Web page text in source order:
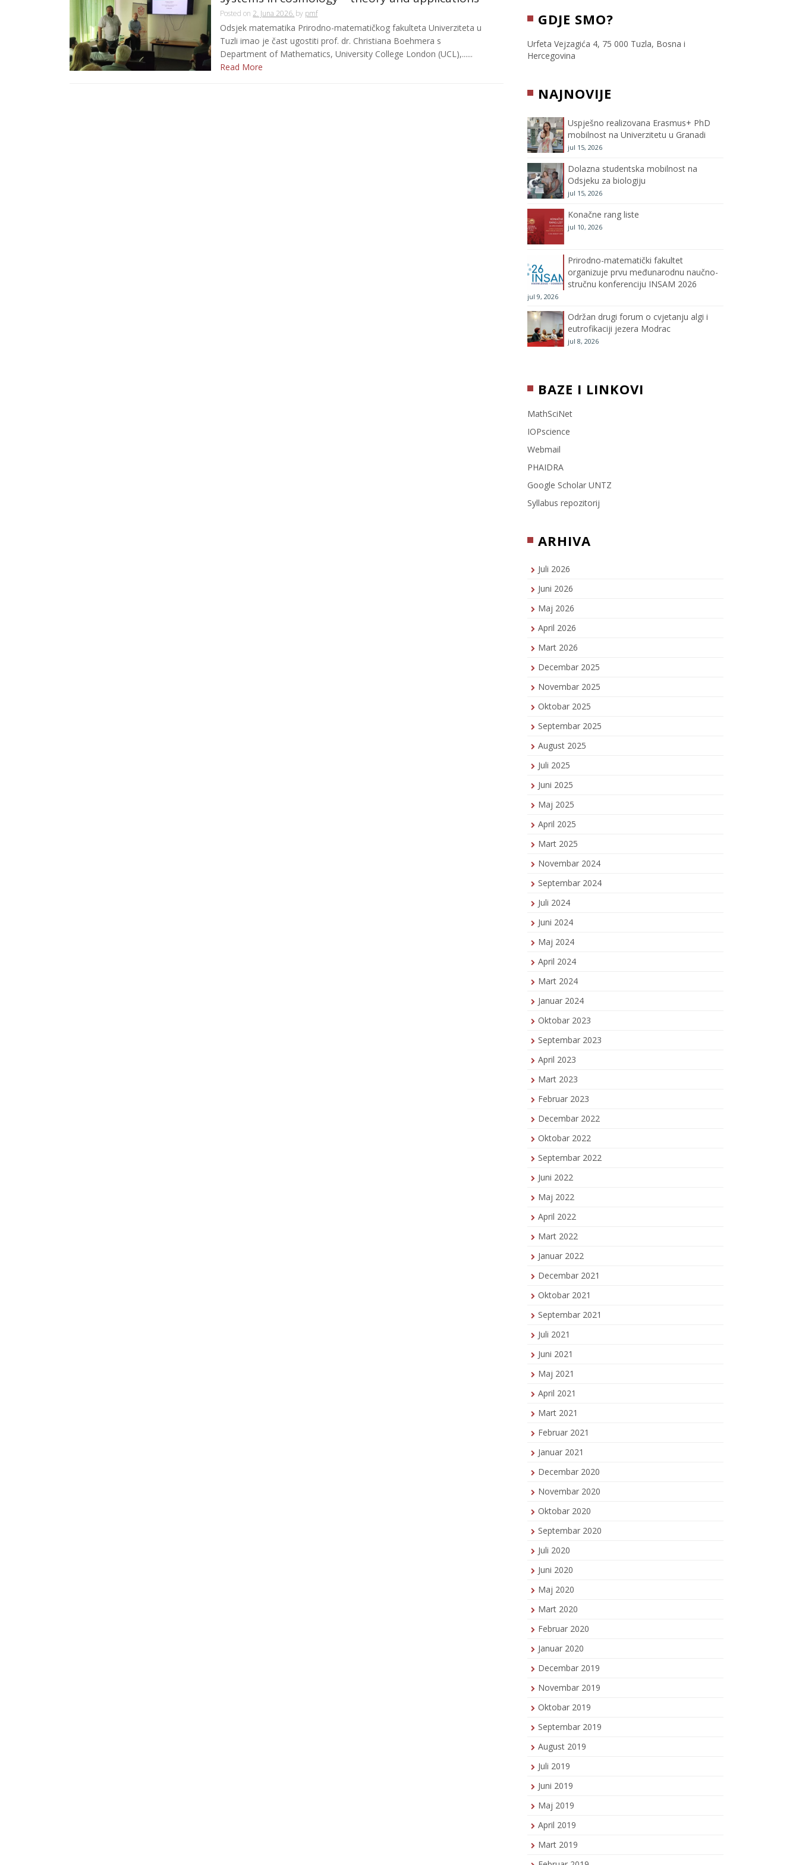
Posted on 2. Juna 2026. by pmf
Odsjek matematika Prirodno-matematičkog fakulteta Univerziteta u
Tuzli imao je čast ugostiti prof. dr. Christiana Boehmera s
Department of Mathematics, University College London (UCL),......
Read More
c
e
o
o
k
i
t
e
t
a
m
T
C
h
e
l
GDJE SMO?
Urfeta Vejzagića 4, 75 000 Tuzla, Bosna i
Hercegovina
NAJNOVIJE
Uspješno realizovana Erasmus+ PhD
mobilnost na Univerzitetu u Granadi
jul 15, 2026
Dolazna studentska mobilnost na
Odsjeku za biologiju
jul 15, 2026
Konačne rang liste
jul 10, 2026
Prirodno-matematički fakultet
organizuje prvu međunarodnu naučno-
stručnu konferenciju INSAM 2026
jul 9, 2026
Održan drugi forum o cvjetanju algi i
eutrofikaciji jezera Modrac
jul 8, 2026
BAZE I LINKOVI
MathSciNet
IOPscience
Webmail
PHAIDRA
Google Scholar UNTZ
Syllabus repozitorij
ARHIVA
Juli 2026
Juni 2026
Maj 2026
April 2026
Mart 2026
Decembar 2025
Novembar 2025
Oktobar 2025
Septembar 2025
August 2025
Juli 2025
Juni 2025
Maj 2025
April 2025
Mart 2025
Novembar 2024
Septembar 2024
Juli 2024
Juni 2024
Maj 2024
April 2024
Mart 2024
Januar 2024
Oktobar 2023
Septembar 2023
April 2023
Mart 2023
Februar 2023
Decembar 2022
Oktobar 2022
Septembar 2022
Juni 2022
Maj 2022
April 2022
Mart 2022
Januar 2022
Decembar 2021
Oktobar 2021
Septembar 2021
Juli 2021
Juni 2021
Maj 2021
April 2021
Mart 2021
Februar 2021
Januar 2021
Decembar 2020
Novembar 2020
Oktobar 2020
Septembar 2020
Juli 2020
Juni 2020
Maj 2020
Mart 2020
Februar 2020
Januar 2020
Decembar 2019
Novembar 2019
Oktobar 2019
Septembar 2019
August 2019
Juli 2019
Juni 2019
Maj 2019
April 2019
Mart 2019